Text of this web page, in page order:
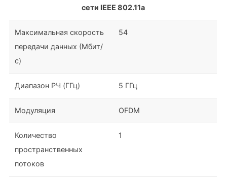
сети IEEE 802.11a
Максимальная скорость
передачи данных (Мбит/
с)
54
Диапазон РЧ (ГГц) 5 ГГц
Модуляция OFDM
Количество
пространственных
потоков
1